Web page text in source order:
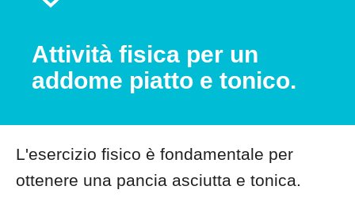
Attività fisica per un
addome piatto e tonico.
L'esercizio fisico è fondamentale per
ottenere una pancia asciutta e tonica.